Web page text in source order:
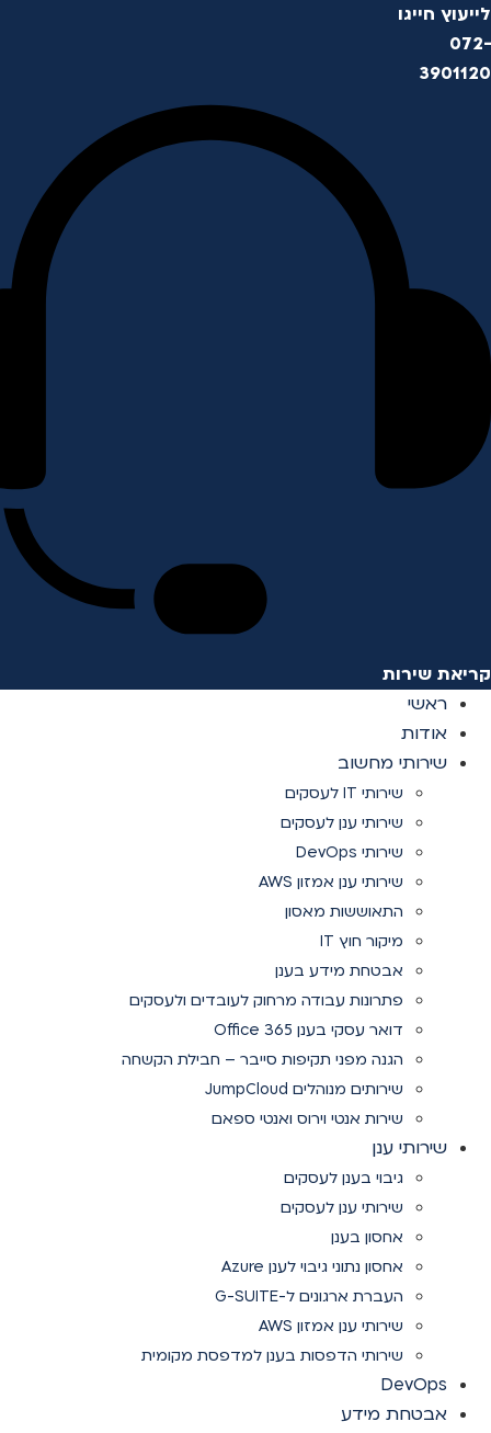
לייעוץ חייגו
072-
3901120
קריאת שירות
ראשי
אודות
שירותי מחשוב
שירותי IT לעסקים
שירותי ענן לעסקים
שירותי DevOps
שירותי ענן אמזון AWS
התאוששות מאסון
מיקור חוץ IT
אבטחת מידע בענן
פתרונות עבודה מרחוק לעובדים ולעסקים
דואר עסקי בענן Office 365
הגנה מפני תקיפות סייבר – חבילת הקשחה
שירותים מנוהלים JumpCloud
שירות אנטי וירוס ואנטי ספאם
שירותי ענן
גיבוי בענן לעסקים
שירותי ענן לעסקים
אחסון בענן
אחסון נתוני גיבוי לענן Azure
העברת ארגונים ל-G-SUITE
שירותי ענן אמזון AWS
שירותי הדפסות בענן למדפסת מקומית
DevOps
אבטחת מידע